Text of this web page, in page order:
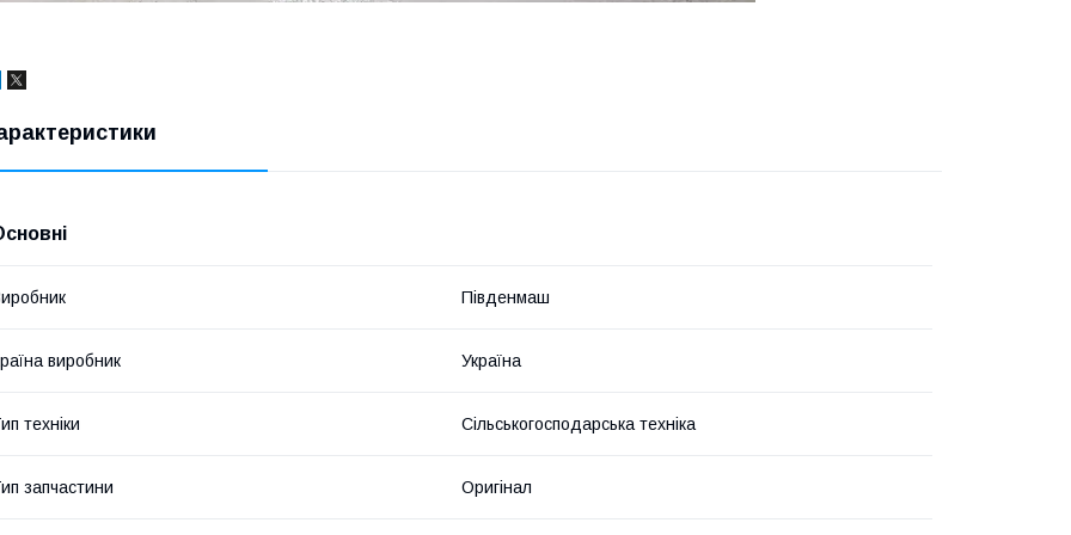
Південмаш
виробник Україна
техніки Сільськогосподарська техніка
запчастини Оригінал